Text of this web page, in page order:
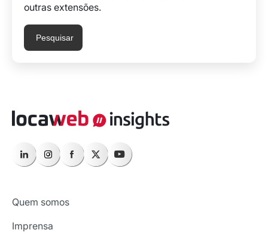
outras extensões.
Pesquisar
Quem somos
Imprensa